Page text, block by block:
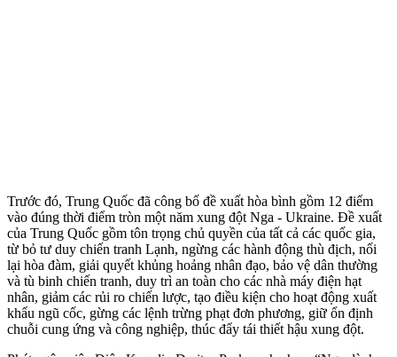
Trước đó, Trung Quốc đã công bố đề xuất hòa bình gồm 12 điểm
vào đúng thời điểm tròn một năm xung đột Nga - Ukraine. Đề xuất
của Trung Quốc gồm tôn trọng chủ quyền của tất cả các quốc gia,
từ bỏ tư duy chiến tranh Lạnh, ngừng các hành động thù địch, nối
lại hòa đàm, giải quyết khủng hoảng nhân đạo, bảo vệ dân thường
và tù binh chiến tranh, duy trì an toàn cho các nhà máy điện hạt
nhân, giảm các rủi ro chiến lược, tạo điều kiện cho hoạt động xuất
khẩu ngũ cốc, gừng các lệnh trừng phạt đơn phương, giữ ổn định
chuỗi cung ứng và công nghiệp, thúc đẩy tái thiết hậu xung đột.